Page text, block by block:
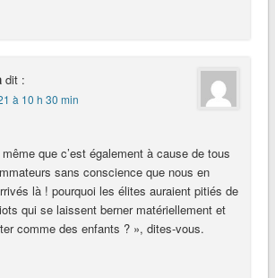
dit :
à 10 h 30 min
que c’est également à cause de tous
sans conscience que nous en
là ! pourquoi les élites auraient pitiés de
qui se laissent berner matériellement et
comme des enfants ? », dites-vous.